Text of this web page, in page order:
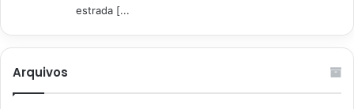
estrada [...
Arquivos